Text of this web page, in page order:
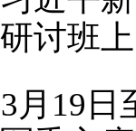
讨班
月19日